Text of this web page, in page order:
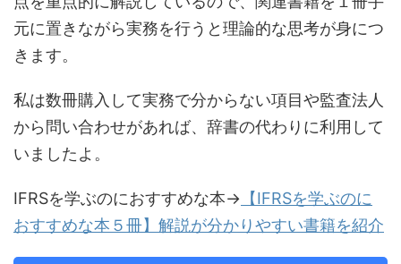
元に置きながら実務を行うと理論的な思考が身につ
きます。
私は数冊購入して実務で分からない項目や監査法人
から問い合わせがあれば、辞書の代わりに利用して
いましたよ。
IFRSを学ぶのにおすすめな本→ 【IFRSを学ぶのに
おすすめな本５冊】解説が分かりやすい書籍を紹介